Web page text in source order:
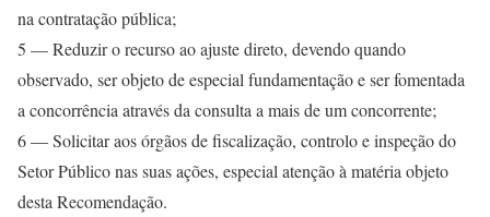
na contratação pública;
5 —Reduzir o recurso ao ajuste direto, devendo quando
observado, ser objeto de especial fundamentação e ser fomentada
a concorrência através da consulta a mais de um concorrente;
6 —Solicitar aos órgãos de fiscalização, controlo e inspeção do
Setor Público nas suas ações, especial atenção à matéria objeto
desta Recomendação.